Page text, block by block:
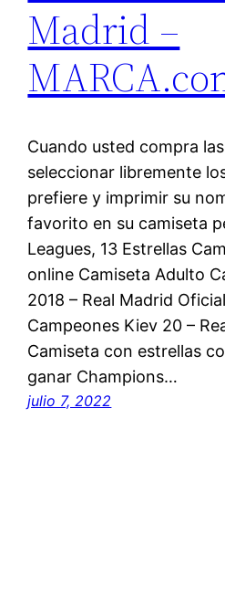
Madrid –
Cuando usted compra
seleccionar libremente
prefiere y imprimir su
favorito en su camiseta
Leagues, 13 Estrellas
online Camiseta Adulto
2018 – Real Madrid
Campeones Kiev 20 –
Camiseta con estrellas
ganar Champions…
julio 7, 2022